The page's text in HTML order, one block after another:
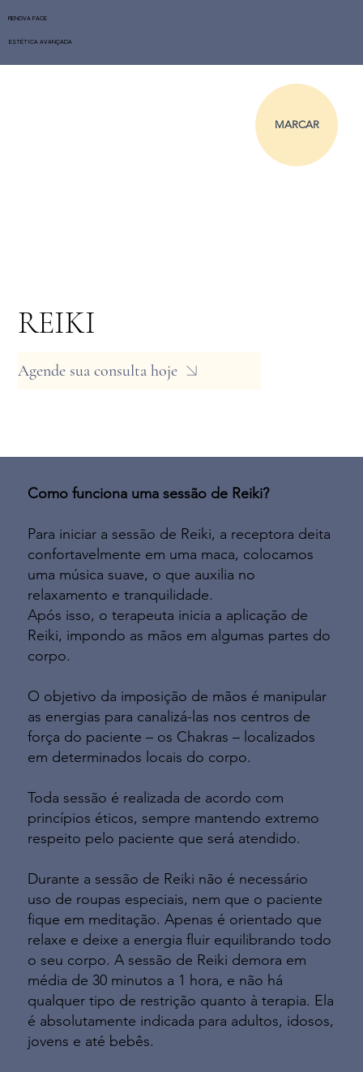
RENOVA FACE
ESTÉTICA AVANÇADA
REIKI
Agende sua consulta hoje
MARCAR
Como funciona uma sessão de Reiki?
Para iniciar a sessão de Reiki, a receptora deita
confortavelmente em uma maca, colocamos
uma música suave, o que auxilia no
relaxamento e tranquilidade.
Após isso, o terapeuta inicia a aplicação de
Reiki, impondo as mãos em algumas partes do
corpo.
O objetivo da imposição de mãos é manipular
as energias para canalizá-las nos centros de
força do paciente – os Chakras – localizados
em determinados locais do corpo.
Toda sessão é realizada de acordo com
princípios éticos, sempre mantendo extremo
respeito pelo paciente que será atendido.
Durante a sessão de Reiki não é necessário
uso de roupas especiais, nem que o paciente
fique em meditação. Apenas é orientado que
relaxe e deixe a energia fluir equilibrando todo
o seu corpo. A sessão de Reiki demora em
média de 30 minutos a 1 hora, e não há
qualquer tipo de restrição quanto à terapia. Ela
é absolutamente indicada para adultos, idosos,
jovens e até bebês.